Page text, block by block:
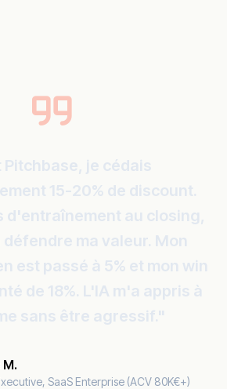
Pitchbase, je cédais
15-20% de discount.
d'entraînement au closing,
ma valeur. Mon
est passé à 5% et mon win
de 18%. L'IA m'a appris à
sans être agressif."
SaaS Enterprise (ACV 80K€+)